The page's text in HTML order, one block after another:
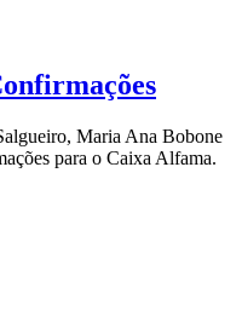
Maria Ana Bobone
para o Caixa Alfama.